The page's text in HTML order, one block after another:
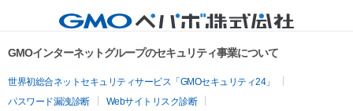
GMOインターネットグループのセキュリティ事業について
世界初総合ネットセキュリティサービス「GMOセキュリティ24」
パスワード漏洩診断
Webサイトリスク診断